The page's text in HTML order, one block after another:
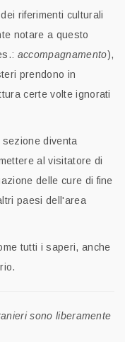
riferimenti culturali
notare a questo
accompagnamento),
prendono in
certe volte ignorati
diventa
al visitatore di
delle cure di fine
paesi dell'area
tutti i saperi, anche
sono liberamente